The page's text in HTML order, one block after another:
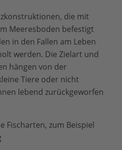
die mit
Meeresboden befestigt
in den Fallen am Leben
werden. Die Zielart und
hängen von der
Tiere oder nicht
lebend zurückgeworfen
Fischarten, zum Beispiel